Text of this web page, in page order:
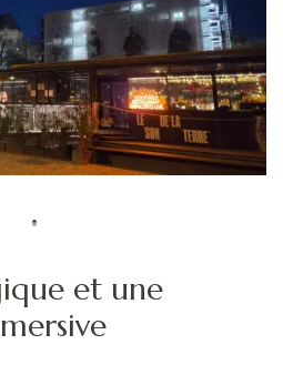
et une